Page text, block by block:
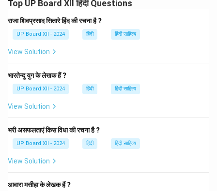
व्याख्या:'श्रेष्ठ पुरुषः' दो शब्दों से मिलकर बना है – 'श्रेष्ठ' (उत्तम) और
'पुरुष' (मनुष्य)। जब विशेषण और विशेष्य (गुण और व्यक्ति) मिलकर एक
नया शब्द बनाते हैं, तो इसे **कर्मधारय समास** कहा जाता है। यहाँ
'श्रेष्ठ' विशेषण है और 'पुरुष' संज्ञा है, जिसका अर्थ 'उत्तम पुरुष' होता
है।
Top UP Board XII हिंदी Questions
राजा शिवप्रसाद सितारे हिंद की रचना है ?
UP Board XII - 2024 हिंदी हिंदी साहित्य
View Solution
भारतेन्दु युग के लेखक हैं ?
UP Board XII - 2024 हिंदी हिंदी साहित्य
View Solution
भरी असफलताएं किस विधा की रचना है ?
UP Board XII - 2024 हिंदी हिंदी साहित्य
View Solution
आवारा मसीहा के लेखक हैं ?